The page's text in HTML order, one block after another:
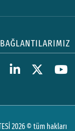
2026 © tüm hakları